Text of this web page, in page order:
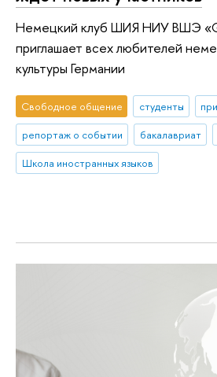
Немецкий клуб ШИЯ НИУ ВШЭ
приглашает всех любителей
культуры Германии
Свободное общение студенты
репортаж о событии
бакалавриат
Школа иностранных языков